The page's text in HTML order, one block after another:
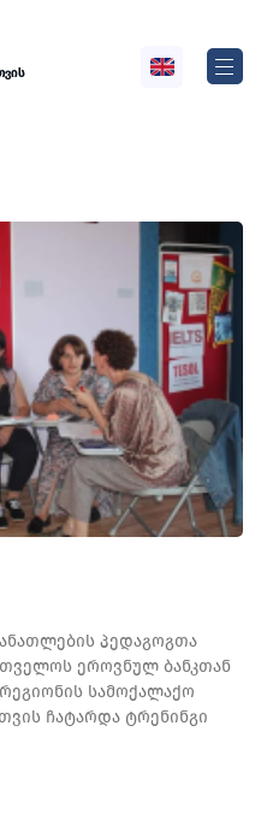
პედაგოგთა
ეროვნულ ბანკთან
სამოქალაქო
ჩატარდა ტრენინგი